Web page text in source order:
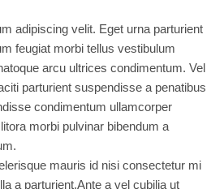
adipiscing velit. Eget urna parturient
feugiat morbi tellus vestibulum
arcu ultrices condimentum. Vel
parturient suspendisse a penatibus
condimentum ullamcorper
morbi pulvinar bibendum a
mauris id nisi consectetur mi
a parturient.Ante a vel cubilia ut